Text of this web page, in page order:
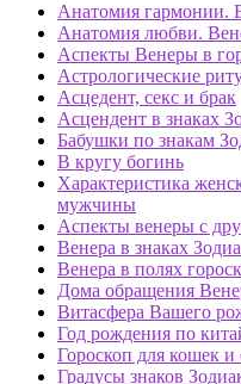
Анатомия гармонии.
Анатомия любви.
Аспекты Венеры в
Астрологические
Асцедент, секс и брак
Асцендент в знаках
Бабушки по знакам
В кругу богинь
Характеристика
мужчины
Аспекты венеры с
Венера в знаках
Венера в полях
Дома обращения
Витасфера Вашего
Год рождения по
Гороскоп для кошек и
Градусы знаков